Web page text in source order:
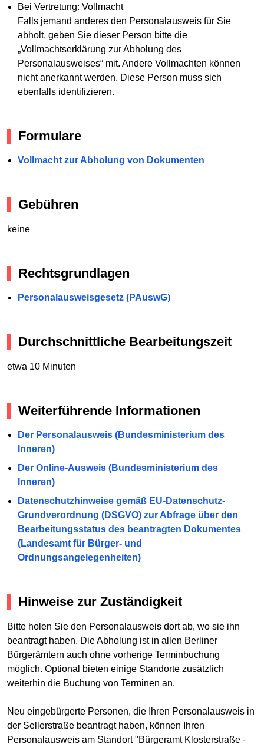
Bei Vertretung: Vollmacht
Falls jemand anderes den Personalausweis für Sie
abholt, geben Sie dieser Person bitte die
„Vollmachtserklärung zur Abholung des
Personalausweises“ mit. Andere Vollmachten können
nicht anerkannt werden. Diese Person muss sich
ebenfalls identifizieren.
Formulare
Vollmacht zur Abholung von Dokumenten
Gebühren
keine
Rechtsgrundlagen
Personalausweisgesetz (PAuswG)
Durchschnittliche Bearbeitungszeit
etwa 10 Minuten
Weiterführende Informationen
Der Personalausweis (Bundesministerium des
Inneren)
Der Online-Ausweis (Bundesministerium des
Inneren)
Datenschutzhinweise gemäß EU-Datenschutz-
Grundverordnung (DSGVO) zur Abfrage über den
Bearbeitungsstatus des beantragten Dokumentes
(Landesamt für Bürger- und
Ordnungsangelegenheiten)
Hinweise zur Zuständigkeit
Bitte holen Sie den Personalausweis dort ab, wo sie ihn
beantragt haben. Die Abholung ist in allen Berliner
Bürgerämtern auch ohne vorherige Terminbuchung
möglich. Optional bieten einige Standorte zusätzlich
weiterhin die Buchung von Terminen an.
Neu eingebürgerte Personen, die Ihren Personalausweis in
der Sellerstraße beantragt haben, können Ihren
Personalausweis am Standort "Bürgeramt Klosterstraße -